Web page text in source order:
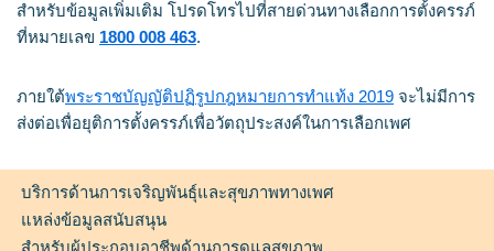
สำหรับข้อมูลเพิ่มเติม โปรดโทรไปที่สายด่วนทางเลือกการตั้งครรภ์
ที่หมายเลข 1800 008 463.
ภายใต้พระราชบัญญัติปฏิรูปกฎหมายการทำแท้ง 2019 จะไม่มีการ
ส่งต่อเพื่อยุติการตั้งครรภ์เพื่อวัตถุประสงค์ในการเลือกเพศ
บริการด้านการเจริญพันธุ์และสุขภาพทางเพศ
แหล่งข้อมูลสนับสนุน